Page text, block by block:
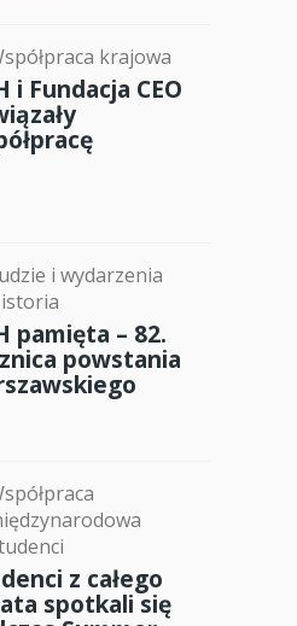
krajowa
i Fundacja CEO
i wydarzenia
pamięta – 82.
powstania
z całego
spotkali się